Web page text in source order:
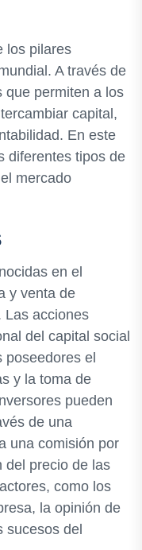
los pilares
A través de
que permiten a los
capital,
En este
diferentes tipos de
mercado
en el
y venta de
Las acciones
del capital social
el
y la toma de
pueden
de una
una comisión por
del precio de las
como los
la opinión de
sucesos del